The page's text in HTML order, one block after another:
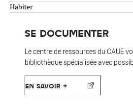
Habiter
SE DOCUMENTER
Le centre de ressources du CAUE
bibliothèque spécialisée avec
EN SAVOIR +